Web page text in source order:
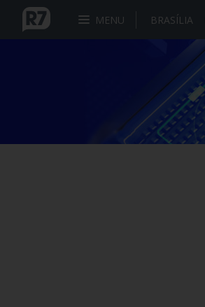
MENU BRASÍLIA